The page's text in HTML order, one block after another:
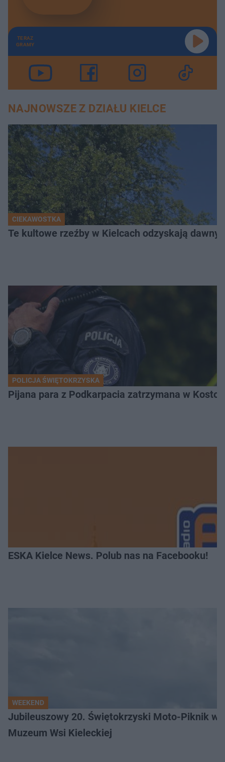
TERAZ
GRAMY
NAJNOWSZE Z DZIAŁU KIELCE
CIEKAWOSTKA
Te kultowe rzeźby w Kielcach odzyskają dawny
POLICJA ŚWIĘTOKRZYSKA
Pijana para z Podkarpacia zatrzymana w
ESKA Kielce News. Polub nas na Facebooku!
WEEKEND
Jubileuszowy 20. Świętokrzyski Moto-Piknik w
Muzeum Wsi Kieleckiej